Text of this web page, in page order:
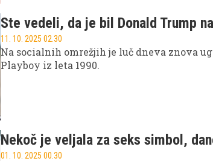
Ste vedeli, da je bil Donald Trump
11. 10. 2025 02.30
Na socialnih omrežjih je luč dneva znova
Playboy iz leta 1990.
Nekoč je veljala za seks simbol,
01. 10. 2025 00.30